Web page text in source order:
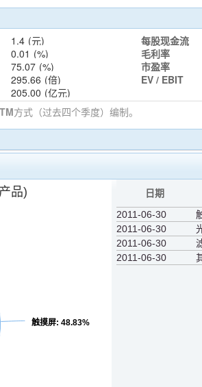
1.4 (元) 每股现金流
0.01 (%) 毛利率
75.07 (%) 市盈率
295.66 (倍) EV / EBIT
205.00 (亿元)
方式（过去四个季度）编制。
品)
触摸屏: 48.83%
日期
2011-06-30
2011-06-30
2011-06-30
2011-06-30